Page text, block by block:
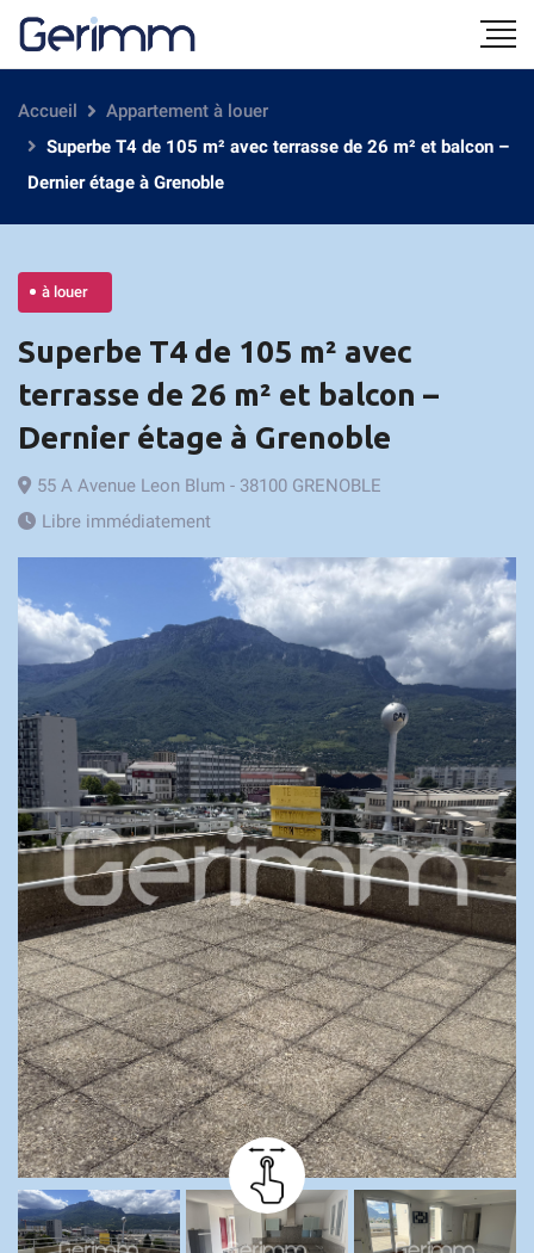
Accueil
Appartement à louer
Superbe T4 de 105 m² avec terrasse de 26 m² et balcon –
Dernier étage à Grenoble
à louer
Superbe T4 de 105 m² avec
terrasse de 26 m² et balcon –
Dernier étage à Grenoble
55 A Avenue Leon Blum - 38100 GRENOBLE
Libre immédiatement